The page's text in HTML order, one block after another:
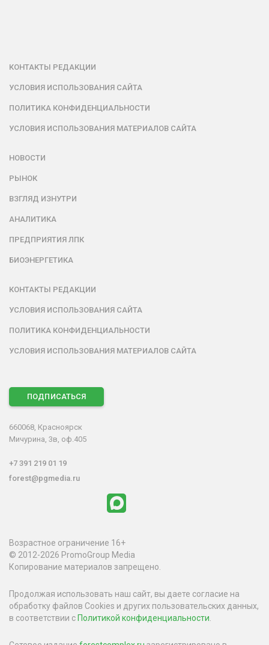
КОНТАКТЫ РЕДАКЦИИ
УСЛОВИЯ ИСПОЛЬЗОВАНИЯ САЙТА
ПОЛИТИКА КОНФИДЕНЦИАЛЬНОСТИ
УСЛОВИЯ ИСПОЛЬЗОВАНИЯ МАТЕРИАЛОВ САЙТА
НОВОСТИ
РЫНОК
ВЗГЛЯД ИЗНУТРИ
АНАЛИТИКА
ПРЕДПРИЯТИЯ ЛПК
БИОЭНЕРГЕТИКА
КОНТАКТЫ РЕДАКЦИИ
УСЛОВИЯ ИСПОЛЬЗОВАНИЯ САЙТА
ПОЛИТИКА КОНФИДЕНЦИАЛЬНОСТИ
УСЛОВИЯ ИСПОЛЬЗОВАНИЯ МАТЕРИАЛОВ САЙТА
ПОДПИСАТЬСЯ
660068, Красноярск
Мичурина, 3в, оф.405
+7 391 219 01 19
forest@pgmedia.ru
Возрастное ограничение 16+
© 2012-2026 PromoGroup Media
Копирование материалов запрещено.
Продолжая использовать наш сайт, вы даете согласие на
обработку файлов Cookies и других пользовательских данных,
в соответствии с Политикой конфиденциальности.